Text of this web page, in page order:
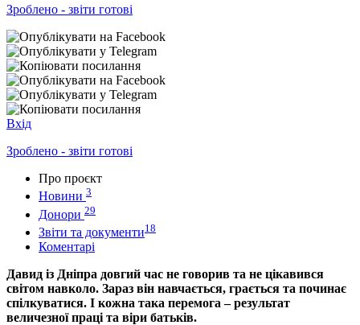
Зроблено - звіти готові
Вхід
Зроблено - звіти готові
Про проєкт
Новини 3
Донори 29
Звіти та документи18
Коментарі
Давид із Дніпра довгий час не говорив та не цікавився
світом навколо. Зараз він навчається, грається та починає
спілкуватися. І кожна така перемога – результат
величезної праці та віри батьків.